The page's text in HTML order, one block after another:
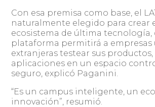
Con esa premisa como base, el
naturalmente elegido para crear
ecosistema de última tecnología,
plataforma permitirá a empresas
extranjeras testear sus productos,
aplicaciones en un espacio
seguro, explicó Paganini.
“Es un campus inteligente, un
innovación”, resumió.